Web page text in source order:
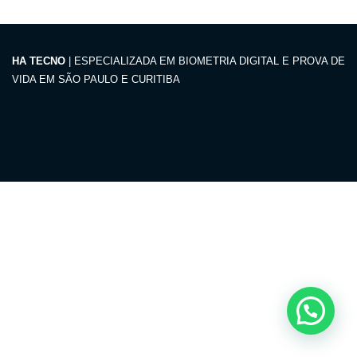
HA TECNO | ESPECIALIZADA EM BIOMETRIA DIGITAL E PROVA DE
VIDA EM SÃO PAULO E CURITIBA